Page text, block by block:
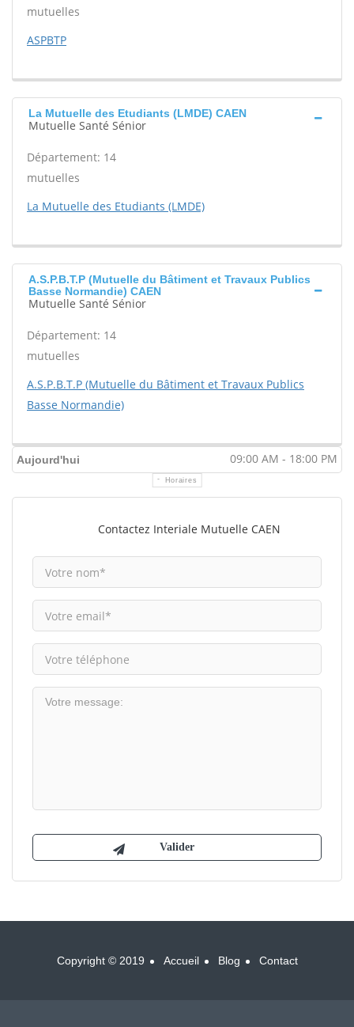
mutuelles
ASPBTP
La Mutuelle des Etudiants (LMDE) CAEN
Mutuelle Santé Sénior
Département: 14
mutuelles
La Mutuelle des Etudiants (LMDE)
A.S.P.B.T.P (Mutuelle du Bâtiment et Travaux Publics
Basse Normandie) CAEN
Mutuelle Santé Sénior
Département: 14
mutuelles
A.S.P.B.T.P (Mutuelle du Bâtiment et Travaux Publics
Basse Normandie)
Aujourd'hui 09:00 AM - 18:00 PM
Horaires
Contactez Interiale Mutuelle CAEN
Copyright © 2019 Accueil Blog Contact